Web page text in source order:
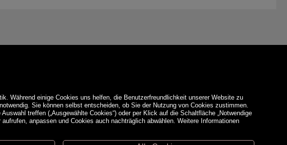
Während einige Cookies uns helfen, die Benutzerfreundlichkeit unserer Website zu
Sie können selbst entscheiden, ob Sie der Nutzung von Cookies zustimmen.
treffen („Ausgewählte Cookies“) oder per Klick auf die Schaltfläche „Notwendige
anpassen und Cookies auch nachträglich abwählen. Weitere Informationen